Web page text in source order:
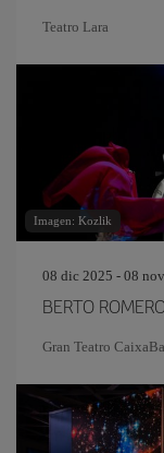
Teatro Lara
Imagen: Kozlik
08 dic 2025 - 08
BERTO
Gran Teatro